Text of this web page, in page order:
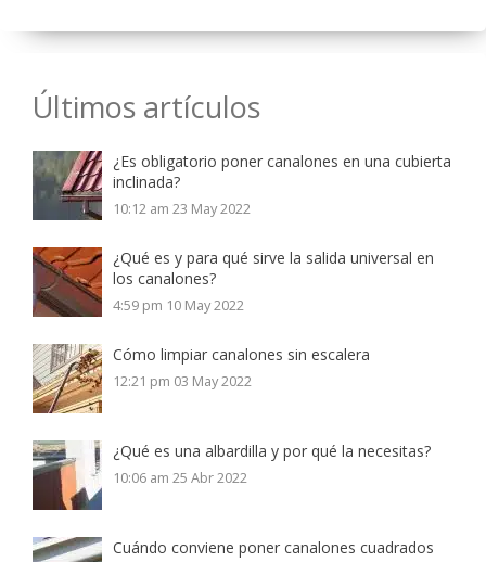
Últimos artículos
¿Es obligatorio poner canalones en una cubierta
inclinada?
10:12 am 23 May 2022
¿Qué es y para qué sirve la salida universal en
los canalones?
4:59 pm 10 May 2022
Cómo limpiar canalones sin escalera
12:21 pm 03 May 2022
¿Qué es una albardilla y por qué la necesitas?
10:06 am 25 Abr 2022
Cuándo conviene poner canalones cuadrados